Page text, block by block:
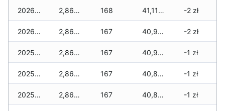
2026-01-02 2,860 zł 168 41,110 zł -2 zł
2026-01-01 2,860 zł 167 40,910 zł -2 zł
2025-12-31 2,860 zł 167 40,910 zł -1 zł
2025-12-30 2,860 zł 167 40,880 zł -1 zł
2025-12-29 2,860 zł 167 40,860 zł -1 zł